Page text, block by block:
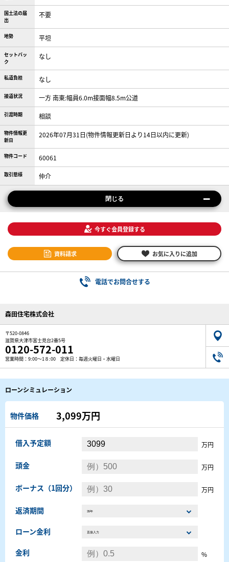
国土法の届
出
不要
地勢 平坦
セットバッ
ク
なし
私道負担 なし
接道状況 一方 南東:幅員6.0m接面幅8.5m公道
引渡時期 相談
物件情報更
新日
2026年07月31日(物件情報更新日より14日以内に更新)
物件コード 60061
取引態様 仲介
閉じる
今すぐ会員登録する
資料請求 お気に入りに追加
電話でお問合せする
森田住宅株式会社
〒520-0846
滋賀県大津市富士見台2番5号
0120-572-011
営業時間：9:00～1８:00 定休日：毎週火曜日・水曜日
ローンシミュレーション
物件価格 3,099万円
借入予定額 万円
頭金 万円
ボーナス（1回分） 万円
返済期間
ローン金利
金利 %